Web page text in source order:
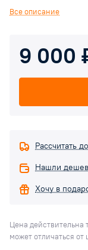
для тяжелых
для управления
канализационными
Все описание
9 000
Рассчитать
Нашли
Хочу в
Цена действительна
может отличаться